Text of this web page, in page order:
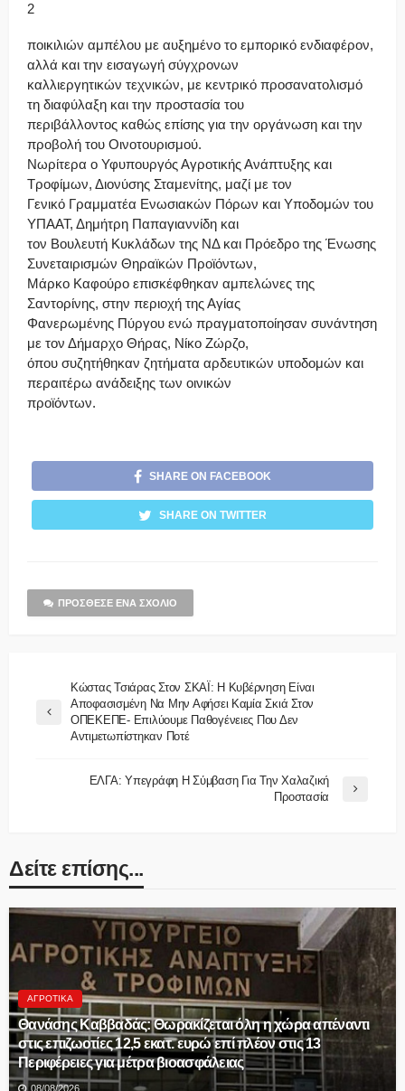
2
ποικιλιών αμπέλου με αυξημένο το εμπορικό ενδιαφέρον,
αλλά και την εισαγωγή σύγχρονων
καλλιεργητικών τεχνικών, με κεντρικό προσανατολισμό
τη διαφύλαξη και την προστασία του
περιβάλλοντος καθώς επίσης για την οργάνωση και την
προβολή του Οινοτουρισμού.
Νωρίτερα ο Υφυπουργός Αγροτικής Ανάπτυξης και
Τροφίμων, Διονύσης Σταμενίτης, μαζί με τον
Γενικό Γραμματέα Ενωσιακών Πόρων και Υποδομών του
ΥΠΑΑΤ, Δημήτρη Παπαγιαννίδη και
τον Βουλευτή Κυκλάδων της ΝΔ και Πρόεδρο της Ένωσης
Συνεταιρισμών Θηραϊκών Προϊόντων,
Μάρκο Καφούρο επισκέφθηκαν αμπελώνες της
Σαντορίνης, στην περιοχή της Αγίας
Φανερωμένης Πύργου ενώ πραγματοποίησαν συνάντηση
με τον Δήμαρχο Θήρας, Νίκο Ζώρζο,
όπου συζητήθηκαν ζητήματα αρδευτικών υποδομών και
περαιτέρω ανάδειξης των οινικών
προϊόντων.
SHARE ON FACEBOOK
SHARE ON TWITTER
ΠΡΌΣΘΕΣΕ ΈΝΑ ΣΧΌΛΙΟ
Κώστας Τσιάρας Στον ΣΚΑΪ: Η Κυβέρνηση Είναι
Αποφασισμένη Να Μην Αφήσει Καμία Σκιά Στον
ΟΠΕΚΕΠΕ- Επιλύουμε Παθογένειες Που Δεν
Αντιμετωπίστηκαν Ποτέ
ΕΛΓΑ: Υπεγράφη Η Σύμβαση Για Την Χαλαζική
Προστασία
Δείτε επίσης...
ΑΓΡΟΤΙΚΆ
Θανάσης Καββαδάς: Θωρακίζεται όλη η χώρα απέναντι
στις επιζωοτίες 12,5 εκατ. ευρώ επί πλέον στις 13
Περιφέρειες για μέτρα βιοασφάλειας
08/08/2026